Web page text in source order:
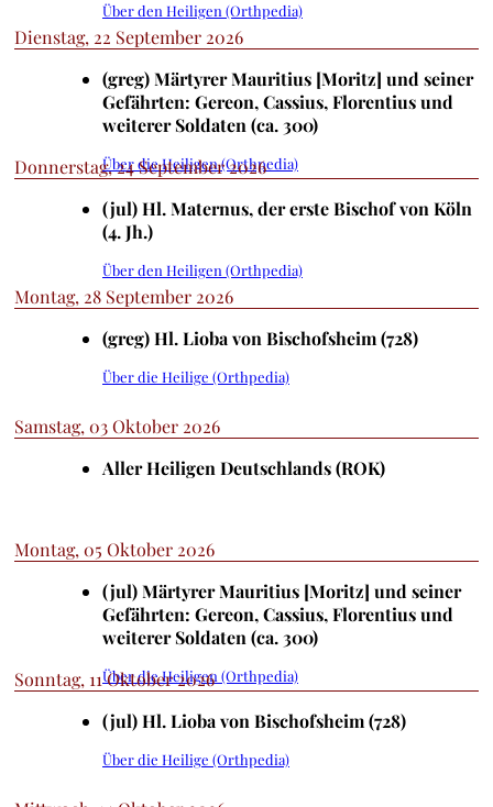
Über den Heiligen (Orthpedia)
Dienstag, 22 September 2026
(greg) Märtyrer Mauritius [Moritz] und seiner
Gefährten: Gereon, Cassius, Florentius und
weiterer Soldaten (ca. 300)
Über die Heiligen (Orthpedia)
Donnerstag, 24 September 2026
(jul) Hl. Maternus, der erste Bischof von Köln
(4. Jh.)
Über den Heiligen (Orthpedia)
Montag, 28 September 2026
(greg) Hl. Lioba von Bischofsheim (728)
Über die Heilige (Orthpedia)
Samstag, 03 Oktober 2026
Aller Heiligen Deutschlands (ROK)
Montag, 05 Oktober 2026
(jul) Märtyrer Mauritius [Moritz] und seiner
Gefährten: Gereon, Cassius, Florentius und
weiterer Soldaten (ca. 300)
Über die Heiligen (Orthpedia)
Sonntag, 11 Oktober 2026
(jul) Hl. Lioba von Bischofsheim (728)
Über die Heilige (Orthpedia)